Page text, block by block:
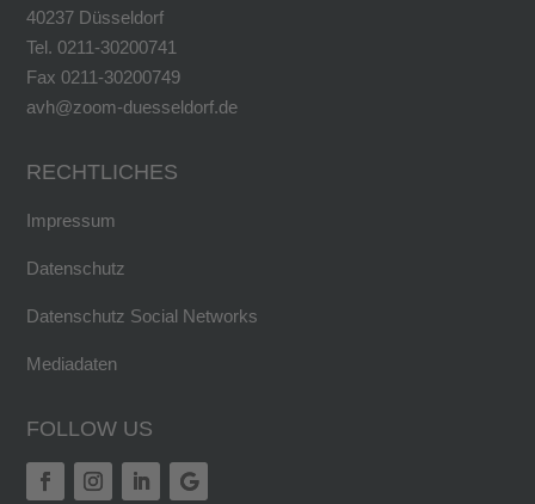
40237 Düsseldorf
Tel. 0211-30200741
Fax 0211-30200749
avh@zoom-duesseldorf.de
RECHTLICHES
Impressum
Datenschutz
Datenschutz Social Networks
Mediadaten
FOLLOW US